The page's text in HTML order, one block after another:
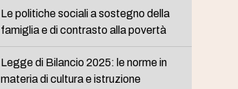
Le politiche sociali a sostegno della
famiglia e di contrasto alla povertà
Legge di Bilancio 2025: le norme in
materia di cultura e istruzione